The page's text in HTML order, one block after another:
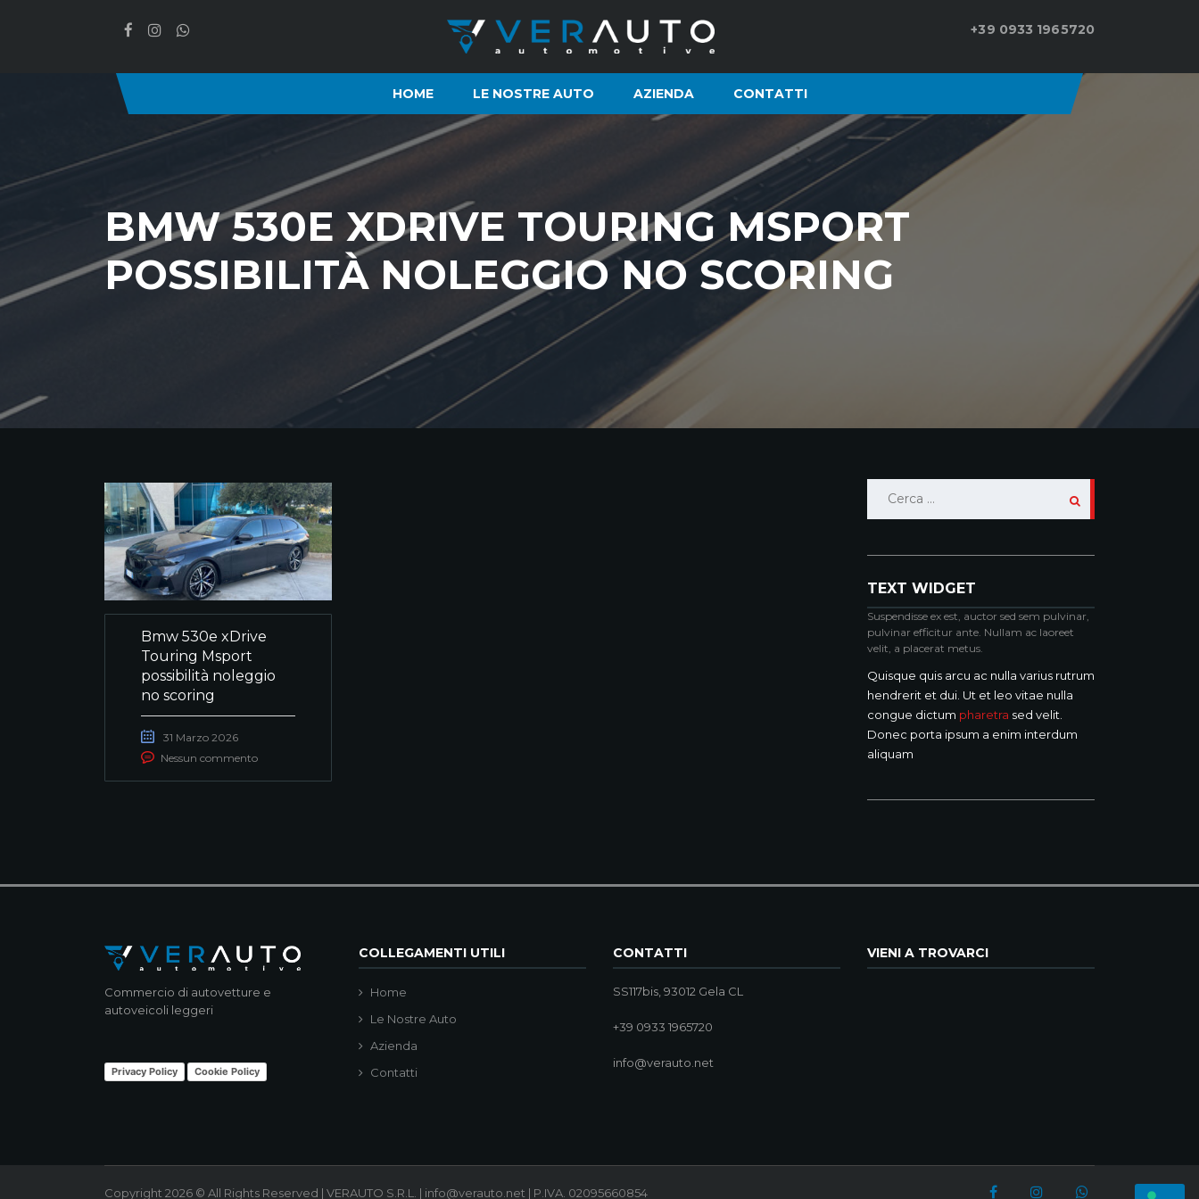
+39 0933 1965720
HOME LE NOSTRE AUTO AZIENDA CONTATTI
BMW 530E XDRIVE TOURING MSPORT
POSSIBILITÀ NOLEGGIO NO SCORING
Bmw 530e xDrive
Touring Msport
possibilità noleggio
no scoring
31 Marzo 2026
Nessun commento
per:
TEXT WIDGET
Suspendisse ex est, auctor sed sem pulvinar,
pulvinar efficitur ante. Nullam ac laoreet
velit, a placerat metus.
Quisque quis arcu ac nulla varius rutrum
hendrerit et dui. Ut et leo vitae nulla
congue dictum pharetra sed velit.
Donec porta ipsum a enim interdum
aliquam
Commercio di autovetture e
autoveicoli leggeri
Privacy Policy Cookie Policy
COLLEGAMENTI UTILI
Home
Le Nostre Auto
Azienda
Contatti
CONTATTI
SS117bis, 93012 Gela CL
+39 0933 1965720
info@verauto.net
VIENI A TROVARCI
Copyright 2026 © All Rights Reserved | VERAUTO S.R.L. | info@verauto.net | P.IVA. 02095660854